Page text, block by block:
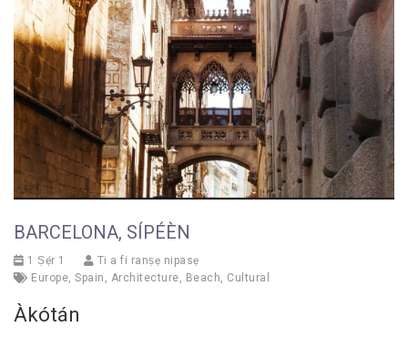
BARCELONA, SÍPÉÈN
1 Ṣẹ́r 1
Ti a fi ranṣẹ nipasẹ
Europe Spain Architecture Beach Cultural
Àkótán